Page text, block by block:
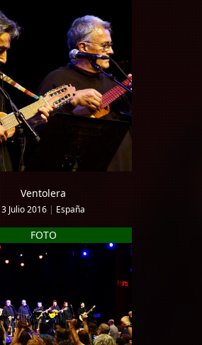
Ventolera
3 Julio 2016 | España
FOTO